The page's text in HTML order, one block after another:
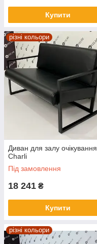
Купити
різні кольори
Диван для залу очікування
Charli
Під замовлення
18 241 ₴
Купити
різні кольори